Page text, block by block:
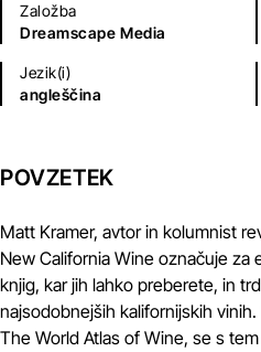
Založba
Dreamscape Media
Jezik(i)
angleščina
POVZETEK
Matt Kramer, avtor in kolumnist
New California Wine označuje za
knjig, kar jih lahko preberete, in
najsodobnejših kalifornijskih
The World Atlas of Wine, se s